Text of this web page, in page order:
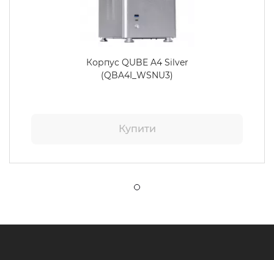
Корпус QUBE A4 Silver
(QBA4I_WSNU3)
Купити